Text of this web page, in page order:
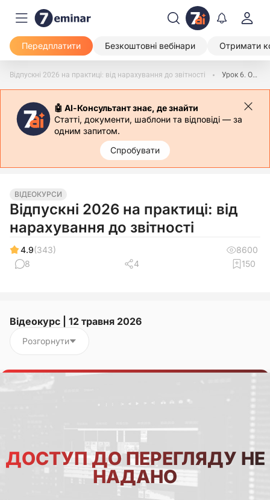
Передплатити Безкоштовні вебінари Отримати
Відпускні 2026 на практиці: від нарахування до звітності Урок 6. Особливості надання щорічної відпустки: поділ на частини
🤖 АІ-Консультант знає, де знайти
Статті, документи, шаблони та відповіді — за
одним запитом.
Спробувати
ВІДЕОКУРСИ
Відпускні 2026 на практиці: від
нарахування до звітності
4.9(343)
8600
8
4 150
Відеокурс | 12 травня 2026
Розгорнути
ДОСТУП ДО ПЕРЕГЛЯДУ НЕ
НАДАНО